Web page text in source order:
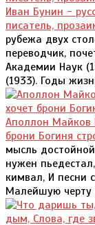
Иван Бунин -
писатель,
рубежа двух
переводчик,
Академии Наук
(1933). Годы
Аполлон Майков
брони Богиня
мысль
нужен
кимвал, И песни
Малейшую черту